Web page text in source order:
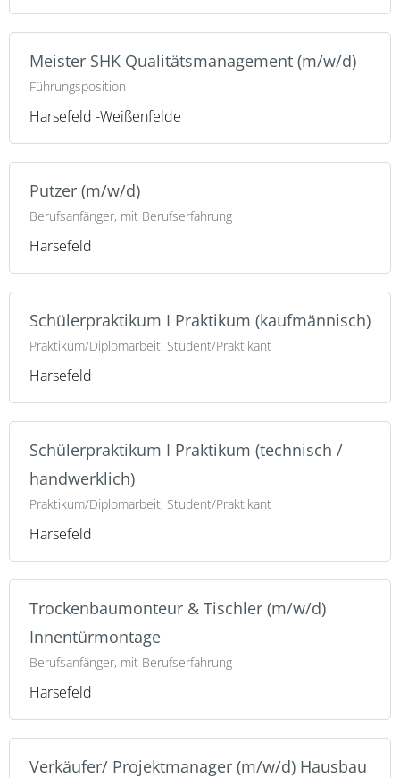
Meister SHK Qualitätsmanagement (m/w/d)
Führungsposition
Harsefeld -Weißenfelde
Putzer (m/w/d)
Berufsanfänger, mit Berufserfahrung
Harsefeld
Schülerpraktikum I Praktikum (kaufmännisch)
Praktikum/Diplomarbeit, Student/Praktikant
Harsefeld
Schülerpraktikum I Praktikum (technisch /
handwerklich)
Praktikum/Diplomarbeit, Student/Praktikant
Harsefeld
Trockenbaumonteur & Tischler (m/w/d)
Innentürmontage
Berufsanfänger, mit Berufserfahrung
Harsefeld
Verkäufer/ Projektmanager (m/w/d) Hausbau